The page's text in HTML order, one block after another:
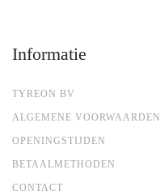
Informatie
TYREON BV
ALGEMENE VOORWAARDEN
OPENINGSTIJDEN
BETAALMETHODEN
CONTACT